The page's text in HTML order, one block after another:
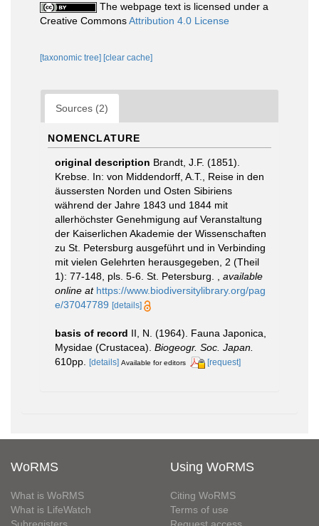
The webpage text is licensed under a
Creative CommonsAttribution 4.0 License
[taxonomic tree] [clear cache]
Sources (2)
NOMENCLATURE
original description Brandt, J.F. (1851).
Krebse. In: von Middendorff, A.T., Reise in den
äussersten Norden und Osten Sibiriens
während der Jahre 1843 und 1844 mit
allerhöchster Genehmigung auf Veranstaltung
der Kaiserlichen Akademie der Wissenschaften
zu St. Petersburg ausgeführt und in Verbinding
mit vielen Gelehrten herausgegeben, 2 (Theil
1): 77-148, pls. 5-6. St. Petersburg.
available
online at https://www.biodiversitylibrary.org/pag
e/37047789 [details]
basis of record II, N. (1964). Fauna Japonica,
Mysidae (Crustacea). Biogeogr. Soc. Japan.
610pp.
[details] Available for editors [request]
WoRMS
What is WoRMS
What is LifeWatch
Using WoRMS
Citing WoRMS
Terms of use